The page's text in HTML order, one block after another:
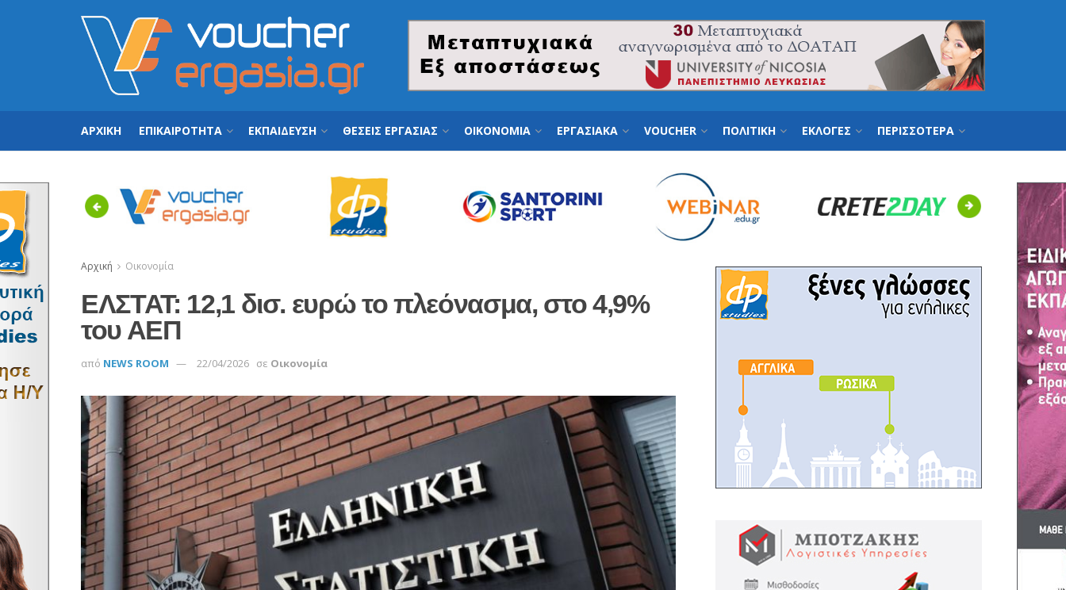
ΑΡΧΙΚΗ ΕΠΙΚΑΙΡΟΤΗΤΑ ΕΚΠΑΙΔΕΥΣΗ ΘΕΣΕΙΣ ΕΡΓΑΣΙΑΣ ΟΙΚΟΝΟΜΙΑ ΕΡΓΑΣΙΑΚΑ VOUCHER ΠΟΛΙΤΙΚΗ ΕΚΛΟΓΕΣ ΠΕΡΙΣΣΟΤΕΡΑ
Previous Next
Αρχική Οικονομία
ΕΛΣΤΑΤ: 12,1 δισ. ευρώ το πλεόνασμα, στο 4,9%
του ΑΕΠ
από NEWS ROOM 22/04/2026 σε Οικονομία